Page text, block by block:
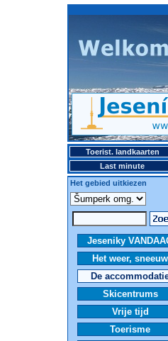
Toerist. landkaarten
Last minute
Het gebied uitkiezen
Jeseniky
Het weer, sneeuw
De
Skicentrums
Vrije tijd
Toerisme